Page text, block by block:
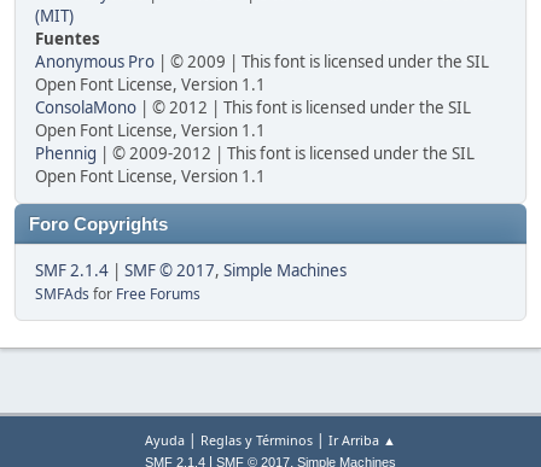
(MIT)
Fuentes
Anonymous Pro | © 2009 | This font is licensed under the SIL
Open Font License, Version 1.1
ConsolaMono | © 2012 | This font is licensed under the SIL
Open Font License, Version 1.1
Phennig | © 2009-2012 | This font is licensed under the SIL
Open Font License, Version 1.1
Foro Copyrights
SMF 2.1.4 | SMF © 2017, Simple Machines
SMFAds for Free Forums
Ayuda | Reglas y Términos | Ir Arriba ▲
SMF 2.1.4 SMF © 2017, Simple Machines